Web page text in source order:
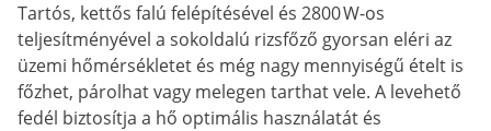
Tartós, kettős falú felépítésével és 2800 W-os
teljesítményével a sokoldalú rizsfőző gyorsan eléri az
üzemi hőmérsékletet és még nagy mennyiségű ételt is
főzhet, párolhat vagy melegen tarthat vele. A levehető
fedél biztosítja a hő optimális használatát és